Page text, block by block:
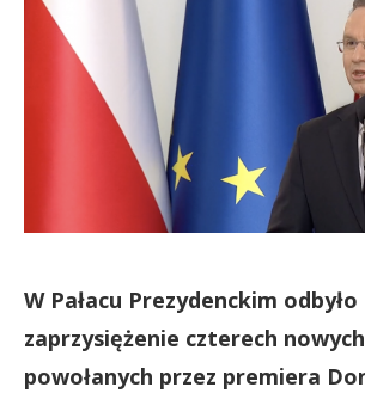
W Pałacu Prezydenckim odbyło
zaprzysiężenie czterech
powołanych przez premiera